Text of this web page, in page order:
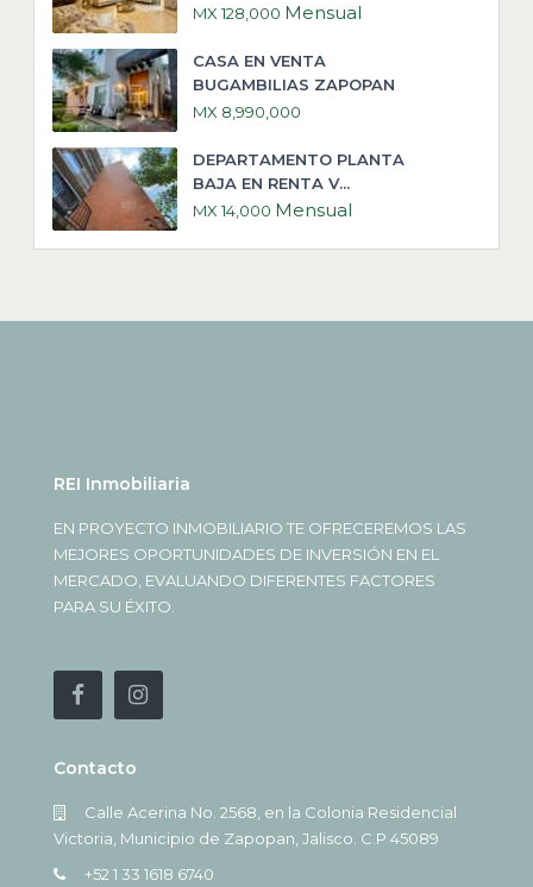
MX 128,000 Mensual
CASA EN VENTA
BUGAMBILIAS ZAPOPAN
MX 8,990,000
DEPARTAMENTO PLANTA
BAJA EN RENTA V...
MX 14,000 Mensual
REI Inmobiliaria
EN PROYECTO INMOBILIARIO TE OFRECEREMOS LAS
MEJORES OPORTUNIDADES DE INVERSIÓN EN EL
MERCADO, EVALUANDO DIFERENTES FACTORES
PARA SU ÉXITO.
Contacto
Calle Acerina No. 2568, en la Colonia Residencial
Victoria, Municipio de Zapopan, Jalisco. C.P 45089
+52 1 33 1618 6740